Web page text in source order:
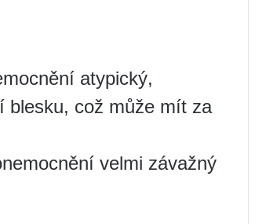
atypický,
blesku, což může mít za
velmi závažný